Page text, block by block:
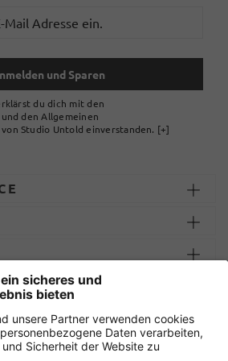
und Sparen
du dich mit den
den Allgemeinen
Studio Untold einverstanden. [+]
LIEFERUNG
einkaufen mit